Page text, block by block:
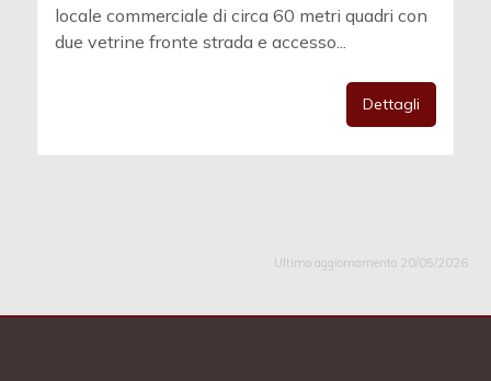
locale commerciale di circa 60 metri quadri con
due vetrine fronte strada e accesso...
Dettagli
Ultimo aggiornamento 20/05/2026